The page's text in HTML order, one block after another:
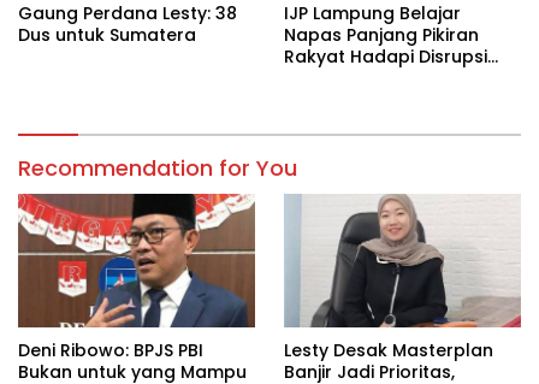
Gaung Perdana Lesty: 38
Dus untuk Sumatera
IJP Lampung Belajar
Napas Panjang Pikiran
Rakyat Hadapi Disrupsi
Recommendation for You
Deni Ribowo: BPJS PBI
Bukan untuk yang Mampu
Lesty Desak Masterplan
Banjir Jadi Prioritas,